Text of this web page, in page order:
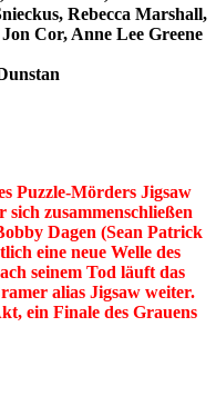
Rebecca Marshall,
Cor, Anne Lee Greene
Puzzle-Mörders Jigsaw
zusammenschließen
Dagen (Sean Patrick
eine neue Welle des
seinem Tod läuft das
alias Jigsaw weiter.
ein Finale des Grauens